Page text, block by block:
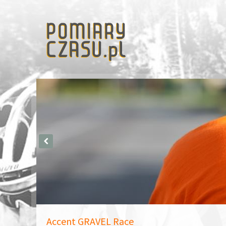
Accent GRAVEL Race